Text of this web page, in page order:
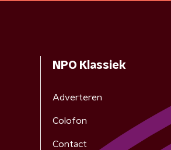
NPO Klassiek
Adverteren
Colofon
Contact